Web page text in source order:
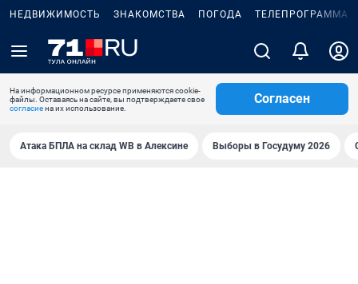
НЕДВИЖИМОСТЬ ЗНАКОМСТВА ПОГОДА ТЕЛЕПРОГРАММА
На информационном ресурсе применяются cookie-
файлы. Оставаясь на сайте, вы подтверждаете свое
согласиена их использование.
Согласен
Атака БПЛА на склад WB в Алексине Выборы в Госудуму 2026